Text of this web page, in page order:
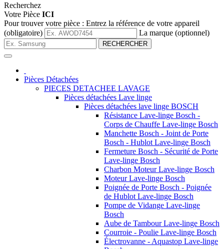
Recherchez
Votre Pièce ICI
Pour trouver votre pièce : Entrez la référence de votre appareil
(obligatoire)
La marque (optionnel)
RECHERCHER
Pièces Détachées
PIECES DETACHEE LAVAGE
Pièces détachées Lave linge
Pièces détachées lave linge BOSCH
Résistance Lave-linge Bosch -
Corps de Chauffe Lave-linge Bosch
Manchette Bosch - Joint de Porte
Bosch - Hublot Lave-linge Bosch
Fermeture Bosch - Sécurité de Porte
Lave-linge Bosch
Charbon Moteur Lave-linge Bosch
Moteur Lave-linge Bosch
Poignée de Porte Bosch - Poignée
de Hublot Lave-linge Bosch
Pompe de Vidange Lave-linge
Bosch
Aube de Tambour Lave-linge Bosch
Courroie - Poulie Lave-linge Bosch
Électrovanne - Aquastop Lave-linge